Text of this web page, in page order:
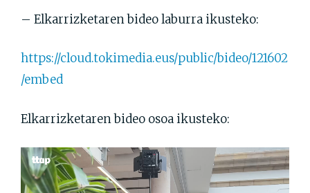
– Elkarrizketaren bideo laburra ikusteko:
https://cloud.tokimedia.eus/public/bideo/121602
/embed
Elkarrizketaren bideo osoa ikusteko:
Bideo
erreproduzigailua